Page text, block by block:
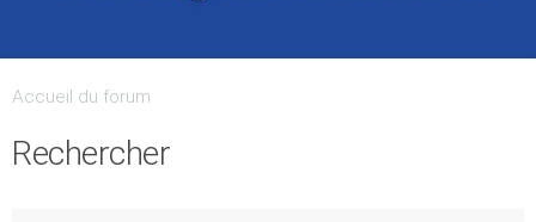
Accueil du forum
Rechercher